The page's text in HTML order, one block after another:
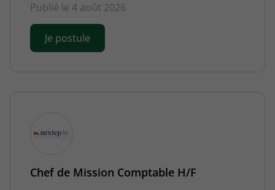
Publié le 4 août 2026
Je postule
Chef de Mission Comptable H/F